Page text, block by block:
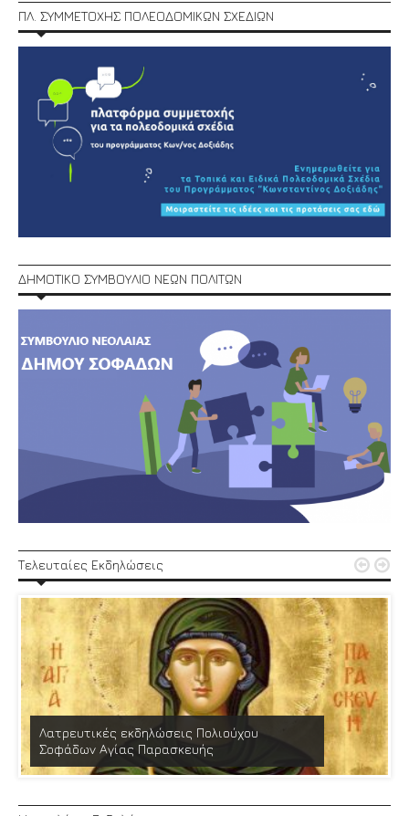
ΠΛ. ΣΥΜΜΕΤΟΧΗΣ ΠΟΛΕΟΔΟΜΙΚΩΝ ΣΧΕΔΙΩΝ
ΔΗΜΟΤΙΚΟ ΣΥΜΒΟΥΛΙΟ ΝΕΩΝ ΠΟΛΙΤΩΝ
Τελευταίες Εκδηλώσεις
Λατρευτικές εκδηλώσεις Πολιούχου
Σοφάδων Αγίας Παρασκευής
 